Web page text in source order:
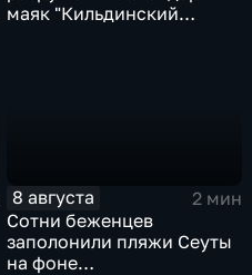
маяк "Кильдинский
8 августа
2 мин
Сотни беженцев
заполонили пляжи Сеуты
на фоне